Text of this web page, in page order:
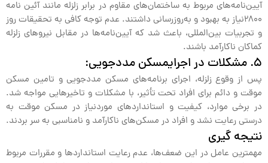
آیین‌نامه‌های مربوط به ساختمان‌های مقاوم در برابر زلزله مانند آئین نامه
2800نیاز به بهبود و به‌روزرسانی داشتند. عدم توجه کافی به تحقیقات روز
و تجربیات بین‌المللی، باعث شد که آیین‌نامه‌ها در مقابل نیروهای زلزله
کماکان ناکارآمد باشند.
5. مشکلات در اجرایمسکن مددجویی:
پس از وقوع زلزله، اجرای برنامه‌های مسکن مددجویی و تامین مسکن
موقت و دائم برای افراد تحت تأثیر، با مشکلات و تاخیرهایی مواجه شد.
در برخی موارد، کیفیت و استانداردهای موردنیاز در مسکن موقت به
درستی رعایت نشد و افراد در مسکن‌های ناکارآمد و نامناسبی به سر بردند.
نتیجه گیری
مهمترین عامل در این ضعف‌ها، عدم رعایت استانداردها و مقررات مربوط